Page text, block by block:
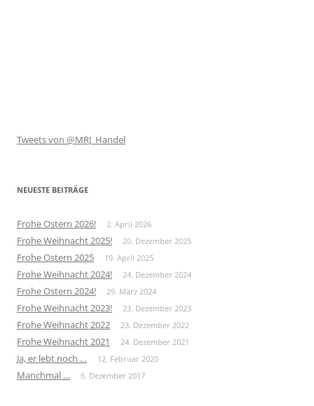
Tweets von @MRJ_Handel
NEUESTE BEITRÄGE
Frohe Ostern 2026! 2. April 2026
Frohe Weihnacht 2025! 20. Dezember 2025
Frohe Ostern 2025 19. April 2025
Frohe Weihnacht 2024! 24. Dezember 2024
Frohe Ostern 2024! 29. März 2024
Frohe Weihnacht 2023! 23. Dezember 2023
Frohe Weihnacht 2022 23. Dezember 2022
Frohe Weihnacht 2021 24. Dezember 2021
Ja, er lebt noch … 12. Februar 2020
Manchmal … 6. Dezember 2017